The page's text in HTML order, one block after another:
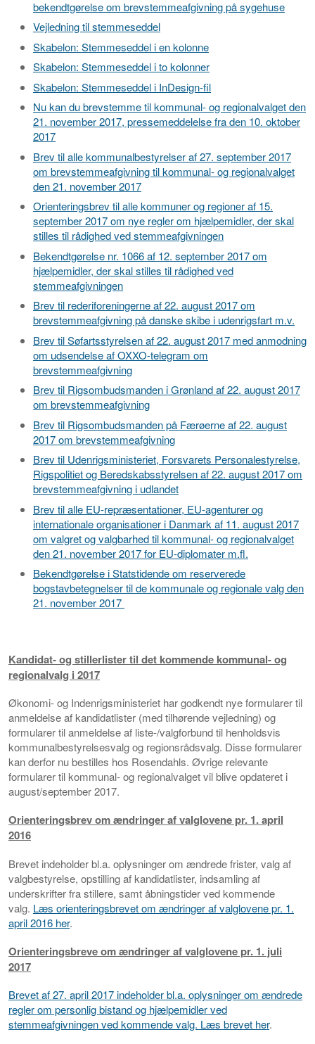
bekendtgørelse om brevstemmeafgivning på sygehuse
Vejledning til stemmeseddel
Skabelon: Stemmeseddel i en kolonne
Skabelon: Stemmeseddel i to kolonner
Skabelon: Stemmeseddel i InDesign-fil
Nu kan du brevstemme til kommunal- og regionalvalget den
21. november 2017, pressemeddelelse fra den 10. oktober
2017
Brev til alle kommunalbestyrelser af 27. september 2017
om brevstemmeafgivning til kommunal- og regionalvalget
den 21. november 2017
Orienteringsbrev til alle kommuner og regioner af 15.
september 2017 om nye regler om hjælpemidler, der skal
stilles til rådighed ved stemmeafgivningen
Bekendtgørelse nr. 1066 af 12. september 2017 om
hjælpemidler, der skal stilles til rådighed ved
stemmeafgivningen
Brev til rederiforeningerne af 22. august 2017 om
brevstemmeafgivning på danske skibe i udenrigsfart m.v.
Brev til Søfartsstyrelsen af 22. august 2017 med anmodning
om udsendelse af OXXO-telegram om
brevstemmeafgivning
Brev til Rigsombudsmanden i Grønland af 22. august 2017
om brevstemmeafgivning
Brev til Rigsombudsmanden på Færøerne af 22. august
2017 om brevstemmeafgivning
Brev til Udenrigsministeriet, Forsvarets Personalestyrelse,
Rigspolitiet og Beredskabsstyrelsen af 22. august 2017 om
brevstemmeafgivning i udlandet
Brev til alle EU-repræsentationer, EU-agenturer og
internationale organisationer i Danmark af 11. august 2017
om valgret og valgbarhed til kommunal- og regionalvalget
den 21. november 2017 for EU-diplomater m.fl.
Bekendtgørelse i Statstidende om reserverede
bogstavbetegnelser til de kommunale og regionale valg den
21. november 2017
Kandidat- og stillerlister til det kommende kommunal- og
regionalvalg i 2017
Økonomi- og Indenrigsministeriet har godkendt nye formularer til
anmeldelse af kandidatlister (med tilhørende vejledning) og
formularer til anmeldelse af liste-/valgforbund til henholdsvis
kommunalbestyrelsesvalg og regionsrådsvalg. Disse formularer
kan derfor nu bestilles hos Rosendahls. Øvrige relevante
formularer til kommunal- og regionalvalget vil blive opdateret i
august/september 2017.
Orienteringsbrev om ændringer af valglovene pr. 1. april
2016
Brevet indeholder bl.a. oplysninger om ændrede frister, valg af
valgbestyrelse, opstilling af kandidatlister, indsamling af
underskrifter fra stillere, samt åbningstider ved kommende
valg. Læs orienteringsbrevet om ændringer af valglovene pr. 1.
april 2016 her.
Orienteringsbreve om ændringer af valglovene pr. 1. juli
2017
Brevet af 27. april 2017 indeholder bl.a. oplysninger om ændrede
regler om personlig bistand og hjælpemidler ved
stemmeafgivningen ved kommende valg. Læs brevet her.